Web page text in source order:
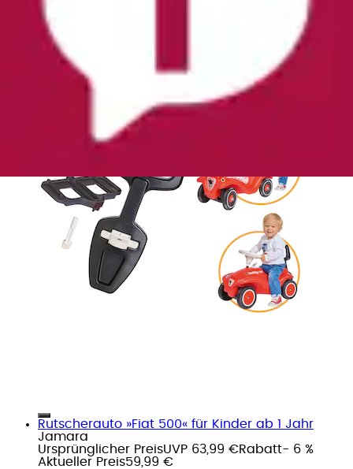
(1
Rutscherauto »Fiat 500« für Kinder ab 1 Jahr
Jamara
Ursprünglicher PreisUVP 63,99 €Rabatt- 6 %
Aktueller Preis59,99 €